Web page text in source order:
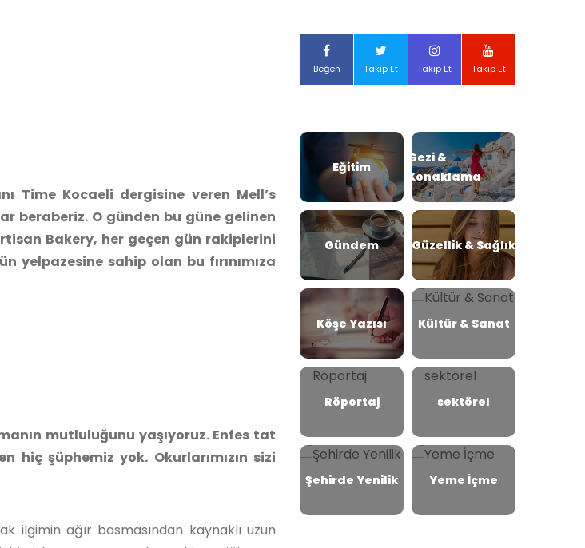
Time Kocaeli dergisine veren Mell’s
beraberiz. O günden bu güne gelinen
Bakery, her geçen gün rakiplerini
sahip olan bu fırınımıza
mutluluğunu yaşıyoruz. Enfes tat
hiç şüphemiz yok. Okurlarımızın sizi
ilgimin ağır basmasından kaynaklı uzun
Beğen Takip Et Takip Et Takip Et
Eğitim
Gezi &
Konaklama
Gündem Güzellik & Sağlık
Köşe Yazısı Kültür & Sanat
Röportaj sektörel
Şehirde Yenilik Yeme İçme